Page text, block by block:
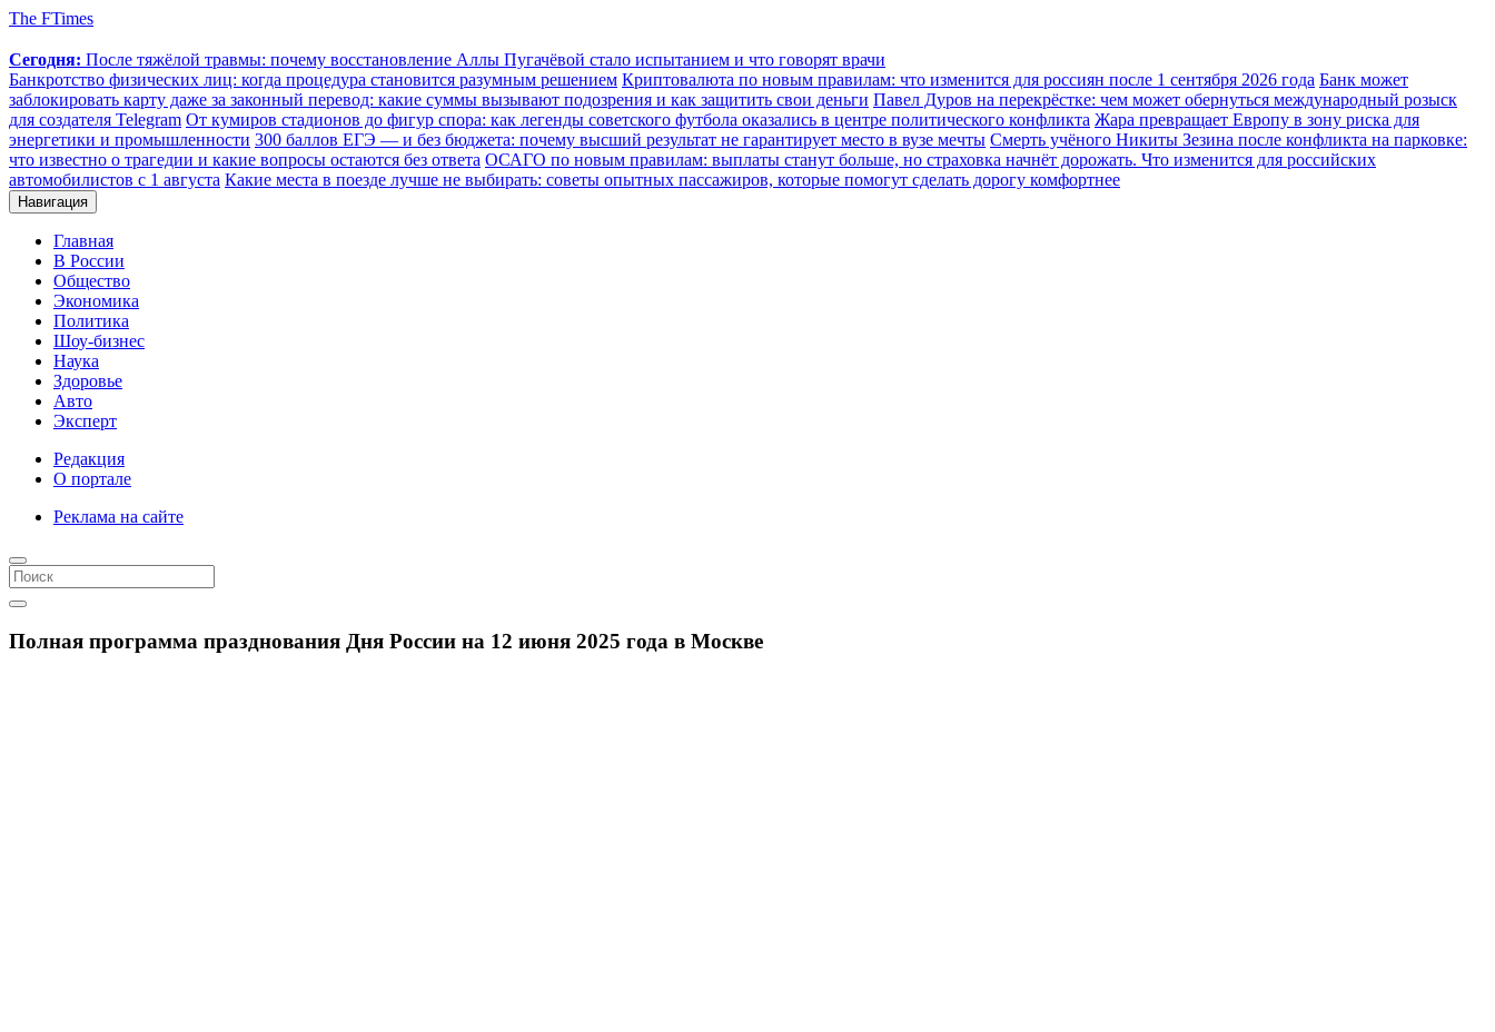
The FTimes
Сегодня: После тяжёлой травмы: почему восстановление Аллы Пугачёвой стало испытанием и что говорят врачи
Банкротство физических лиц: когда процедура становится разумным решением Криптовалюта по новым правилам: что изменится для россиян после 1 сентября 2026 года Банк может
заблокировать карту даже за законный перевод: какие суммы вызывают подозрения и как защитить свои деньги Павел Дуров на перекрёстке: чем может обернуться международный розыск
для создателя Telegram От кумиров стадионов до фигур спора: как легенды советского футбола оказались в центре политического конфликта Жара превращает Европу в зону риска для
энергетики и промышленности 300 баллов ЕГЭ — и без бюджета: почему высший результат не гарантирует место в вузе мечты Смерть учёного Никиты Зезина после конфликта на парковке:
что известно о трагедии и какие вопросы остаются без ответа ОСАГО по новым правилам: выплаты станут больше, но страховка начнёт дорожать. Что изменится для российских
автомобилистов с 1 августа Какие места в поезде лучше не выбирать: советы опытных пассажиров, которые помогут сделать дорогу комфортнее
Навигация
Главная
В России
Общество
Экономика
Политика
Шоу-бизнес
Наука
Здоровье
Авто
Эксперт
Редакция
О портале
Реклама на сайте
Полная программа празднования Дня России на 12 июня 2025 года в Москве